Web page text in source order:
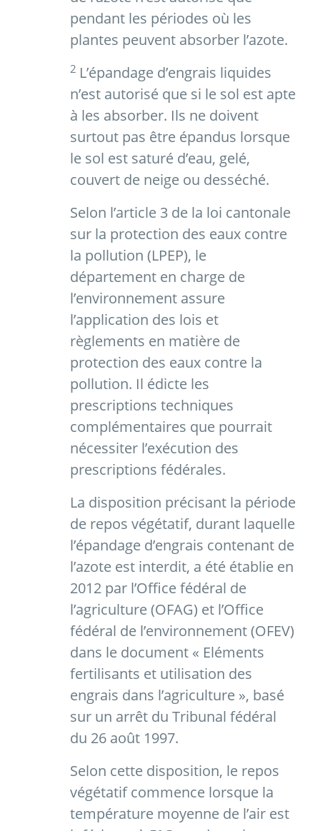
pendant les périodes où les
plantes peuvent absorber l’azote.
2 L’épandage d’engrais liquides
n’est autorisé que si le sol est apte
à les absorber. Ils ne doivent
surtout pas être épandus lorsque
le sol est saturé d’eau, gelé,
couvert de neige ou desséché.
Selon l’article 3 de la loi cantonale
sur la protection des eaux contre
la pollution (LPEP), le
département en charge de
l’environnement assure
l’application des lois et
règlements en matière de
protection des eaux contre la
pollution. Il édicte les
prescriptions techniques
complémentaires que pourrait
nécessiter l’exécution des
prescriptions fédérales.
La disposition précisant la période
de repos végétatif, durant laquelle
l’épandage d’engrais contenant de
l’azote est interdit, a été établie en
2012 par l’Office fédéral de
l’agriculture (OFAG) et l’Office
fédéral de l’environnement (OFEV)
dans le document « Eléments
fertilisants et utilisation des
engrais dans l’agriculture », basé
sur un arrêt du Tribunal fédéral
du 26 août 1997.
Selon cette disposition, le repos
végétatif commence lorsque la
température moyenne de l’air est